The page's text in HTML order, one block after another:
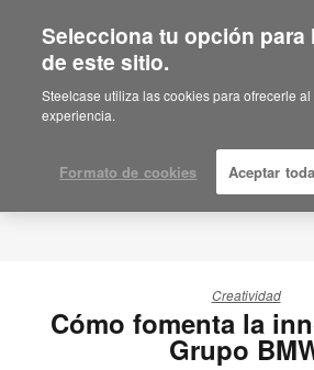
Creatividad
Cómo fomenta la
Grupo
Selecciona tu opción para
de este sitio.
Steelcase utiliza las cookies para ofrecerle
experiencia.
Formato de cookies Aceptar